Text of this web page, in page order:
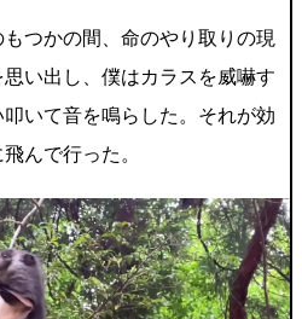
つかの間、命のやり取りの現
い出し、僕はカラスを威嚇す
いて音を鳴らした。それが効
んで行った。